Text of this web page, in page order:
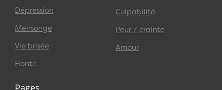
Dépression
Mensonge
Vie brisée
Honte
Culpabilité
Peur / crainte
Amour